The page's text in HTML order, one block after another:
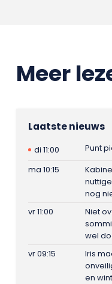
Meer
Laatste nieuws
di 11:00
Punt
ma 10:15
nog
vr 11:00
Niet
wel
vr 09:15
Iris
en